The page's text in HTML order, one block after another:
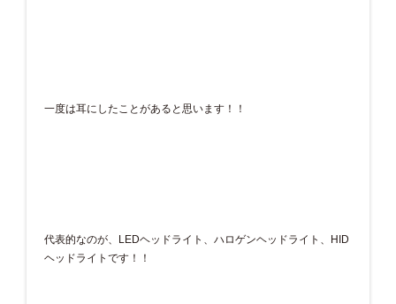
一度は耳にしたことがあると思います！！
代表的なのが、LEDヘッドライト、ハロゲンヘッドライト、HID
ヘッドライトです！！